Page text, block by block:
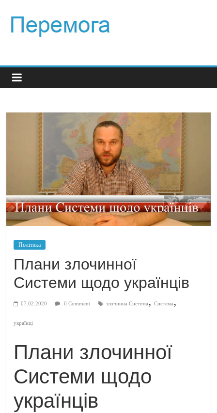
Політика
Плани злочинної
Системи щодо українців
07.02.2020 0 Comment злочинна Система,Система,
українці
Плани злочинної
Системи щодо
українців